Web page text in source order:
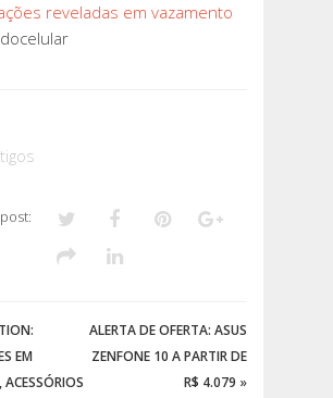
reveladas em vazamento
EM
ALERTA DE OFERTA: ASUS
ZENFONE 10 A PARTIR DE
R$ 4.079 »